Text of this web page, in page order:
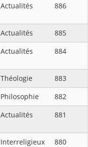
Actualités 886
Actualités
885
Actualités 884
Théologie
883
Philosophie
882
Actualités 881
Interreligieux
880